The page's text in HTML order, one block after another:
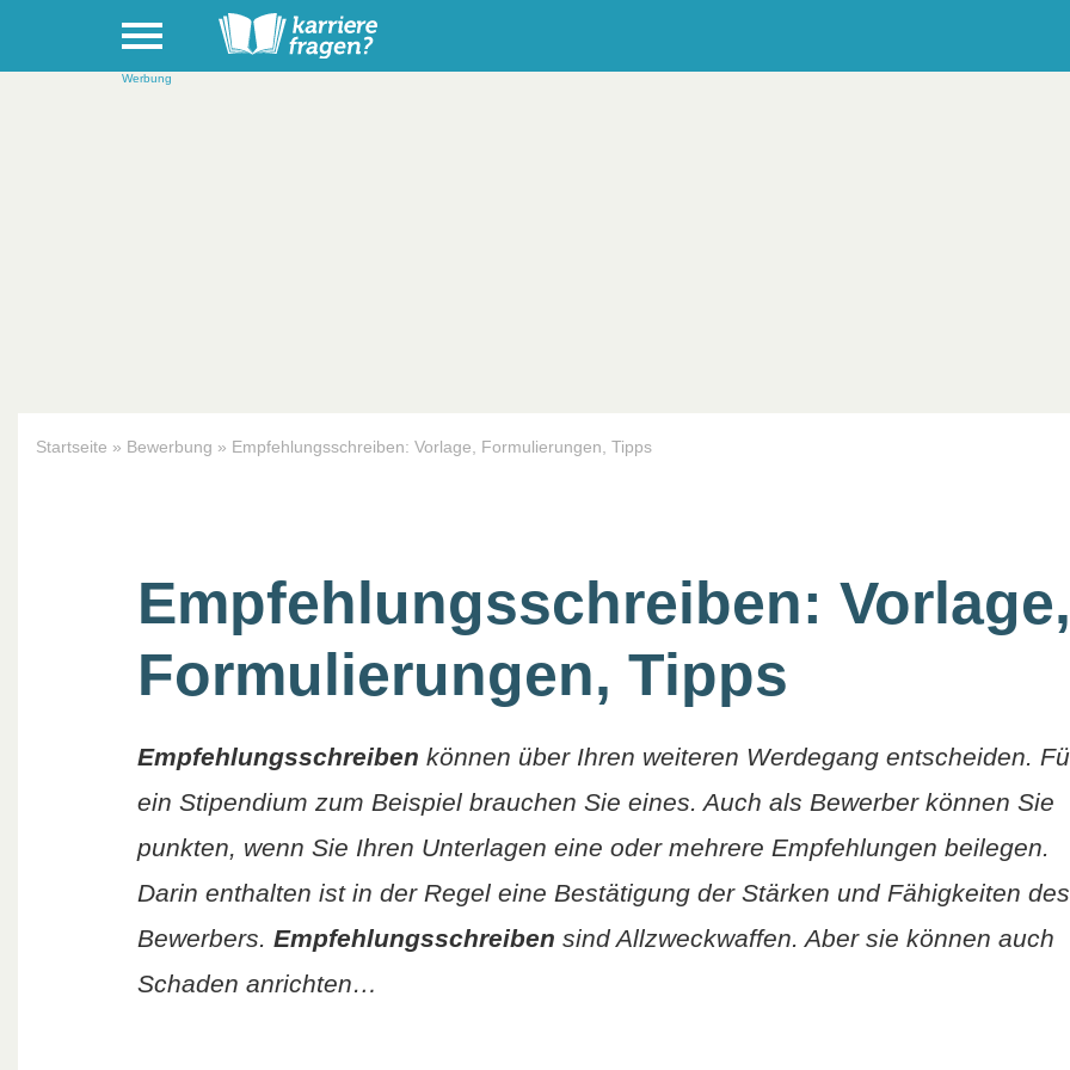
Werbung
Startseite » Bewerbung » Empfehlungsschreiben: Vorlage, Formulierungen, Tipps
Empfehlungsschreiben: Vorlage,
Formulierungen, Tipps
Empfehlungsschreiben können über Ihren weiteren Werdegang entscheiden.
ein Stipendium zum Beispiel brauchen Sie eines. Auch als Bewerber können Sie
punkten, wenn Sie Ihren Unterlagen eine oder mehrere Empfehlungen beilegen.
Darin enthalten ist in der Regel eine Bestätigung der Stärken und Fähigkeiten des
Bewerbers. Empfehlungsschreiben sind Allzweckwaffen. Aber sie können auch
Schaden anrichten…